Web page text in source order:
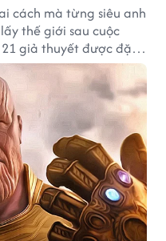
cách mà từng siêu anh
thế giới sau cuộc
giả thuyết được đặt
nhân vật còn sống
trong "Avengers: